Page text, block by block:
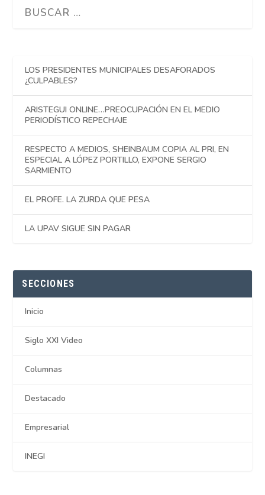
LOS PRESIDENTES MUNICIPALES DESAFORADOS
¿CULPABLES?
ARISTEGUI ONLINE…PREOCUPACIÓN EN EL MEDIO
PERIODÍSTICO REPECHAJE
RESPECTO A MEDIOS, SHEINBAUM COPIA AL PRI, EN
ESPECIAL A LÓPEZ PORTILLO, EXPONE SERGIO
SARMIENTO
EL PROFE. LA ZURDA QUE PESA
LA UPAV SIGUE SIN PAGAR
SECCIONES
Inicio
Siglo XXI Video
Columnas
Destacado
Empresarial
INEGI